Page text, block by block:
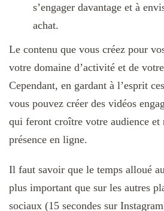
s’engager davantage et à
achat.
Le contenu que vous créez pour
votre domaine d’activité et de
Cependant, en gardant à l’esprit
vous pouvez créer des vidéos
qui feront croître votre audience et
présence en ligne.
Il faut savoir que le temps alloué
plus important que sur les autres
sociaux (15 secondes sur